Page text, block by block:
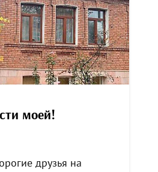
моей!
друзья на